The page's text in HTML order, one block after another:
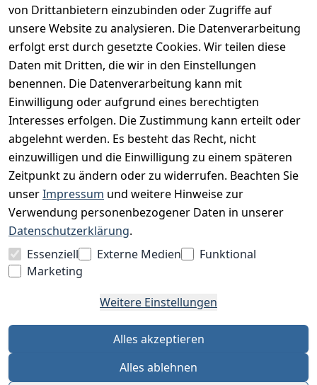
von Drittanbietern einzubinden oder Zugriffe auf
unsere Website zu analysieren. Die Datenverarbeitung
erfolgt erst durch gesetzte Cookies. Wir teilen diese
Daten mit Dritten, die wir in den Einstellungen
benennen. Die Datenverarbeitung kann mit
Einwilligung oder aufgrund eines berechtigten
Interesses erfolgen. Die Zustimmung kann erteilt oder
abgelehnt werden. Es besteht das Recht, nicht
einzuwilligen und die Einwilligung zu einem späteren
Zeitpunkt zu ändern oder zu widerrufen. Beachten Sie
unserImpressum und weitere Hinweise zur
Verwendung personenbezogener Daten in unserer
Datenschutzerklärung.
Essenziell
Externe Medien
Funktional
Marketing
Weitere Einstellungen
Alles akzeptieren
Alles ablehnen
Widerrufsrecht
Datenschutz
Unser Unternehmen
Charity & Wohltätigkeit
BESUCHE UNS
BEQUEM BEZAHLEN MIT
WIR VERSENDEN MIT